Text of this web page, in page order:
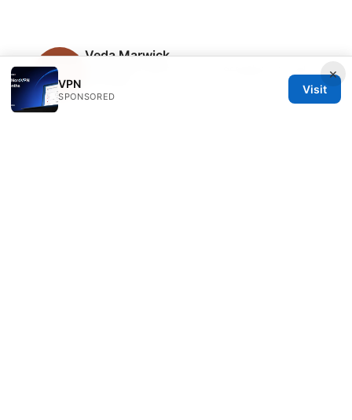
Veda Marwick
×
VPN
SPONSORED
Visit